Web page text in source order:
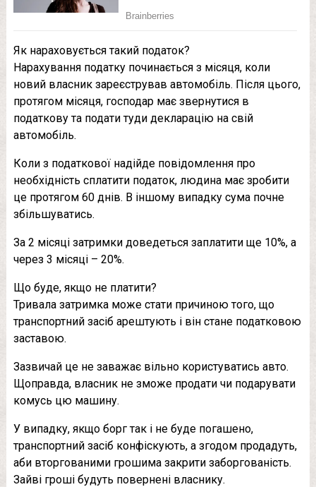
Як нараховується такий податок?
Нарахування податку починається з місяця, коли
новий власник зареєстрував автомобіль. Після цього,
протягом місяця, господар має звернутися в
податкову та подати туди декларацію на свій
автомобіль.
Коли з податкової надійде повідомлення про
необхідність сплатити податок, людина має зробити
це протягом 60 днів. В іншому випадку сума почне
збільшуватись.
За 2 місяці затримки доведеться заплатити ще 10%, а
через 3 місяці – 20%.
Що буде, якщо не платити?
Тривала затримка може стати причиною того, що
транспортний засіб арештують і він стане податковою
заставою.
Зазвичай це не заважає вільно користуватись авто.
Щоправда, власник не зможе продати чи подарувати
комусь цю машину.
У випадку, якщо борг так і не буде погашено,
транспортний засіб конфіскують, а згодом продадуть,
аби вторгованими грошима закрити заборгованість.
Зайві гроші будуть повернені власнику.